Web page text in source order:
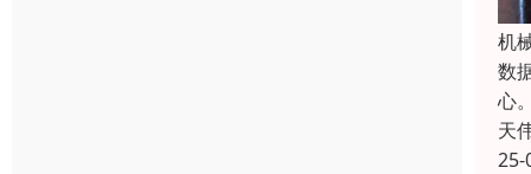
机
数
心
天
25-